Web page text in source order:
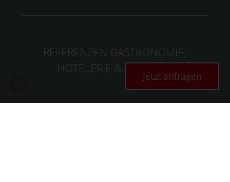
REFERENZEN GASTRONOMIE,
HOTELERIE & GEWERBE
Jetzt anfragen